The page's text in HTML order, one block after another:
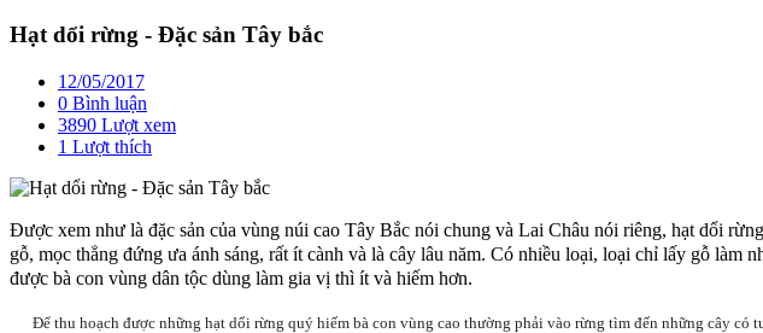
Hạt dổi rừng - Đặc sản Tây bắc
12/05/2017
0 Bình luận
3890 Lượt xem
1 Lượt thích
Được xem như là đặc sản của vùng núi cao Tây Bắc nói chung và Lai Châu nói riêng, hạt dổi
gỗ, mọc thẳng đứng ưa ánh sáng, rất ít cành và là cây lâu năm. Có nhiều loại, loại chỉ lấy gỗ
được bà con vùng dân tộc dùng làm gia vị thì ít và hiếm hơn.
Để thu hoạch được những hạt dổi rừng quý hiếm bà con vùng cao thường phải vào rừng tìm đến những cây